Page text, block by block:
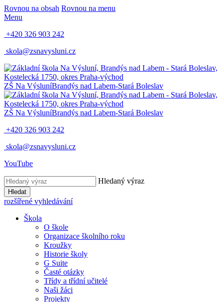
Rovnou na obsah Rovnou na menu
Menu
+420 326 903 242
skola@zsnavysluni.cz
ZŠ Na VýsluníBrandýs nad Labem-Stará Boleslav
ZŠ Na VýsluníBrandýs nad Labem-Stará Boleslav
+420 326 903 242
skola@zsnavysluni.cz
YouTube
Hledaný výraz
Hledat
rozšířené vyhledávání
Škola
O škole
Organizace školního roku
Kroužky
Historie školy
G Suite
Časté otázky
Třídy a třídní učitelé
Naši žáci
Projekty